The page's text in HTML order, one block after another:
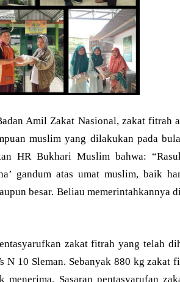
Amil Zakat Nasional, zakat fitrah
muslim yang dilakukan pada
HR Bukhari Muslim bahwa:
gandum atas umat muslim, baik
besar. Beliau memerintahkannya
zakat fitrah yang telah
10 Sleman. Sebanyak 880 kg zakat
menerima. Sasaran pentasyarufan